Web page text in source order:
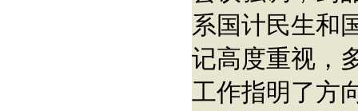
系国计民生和
记高度重视，
工作指明了方